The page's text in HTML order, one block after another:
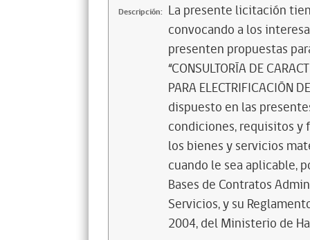
Descripción: La presente licitación
convocando a los
presenten propuestas
“CONSULTORÍA DE
PARA ELECTRIFICACIÓN
dispuesto en las
condiciones, requisitos y
los bienes y servicios
cuando le sea aplicable,
Bases de Contratos
Servicios, y su
2004, del Ministerio de